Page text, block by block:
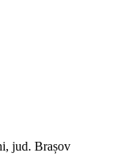
jud. Brașov